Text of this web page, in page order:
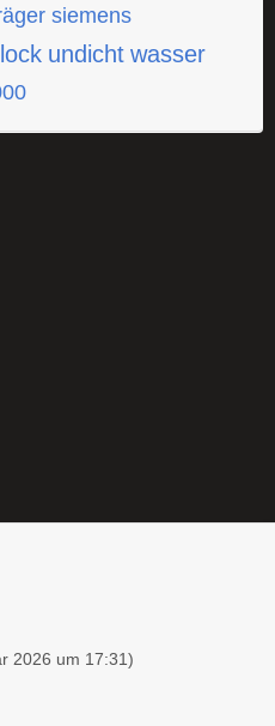
siemens
undicht wasser
2026 um 17:31)